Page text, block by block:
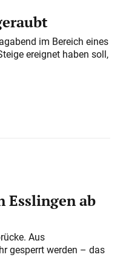
im Bereich eines
ereignet haben soll,
Esslingen ab
Aus
gesperrt werden – das